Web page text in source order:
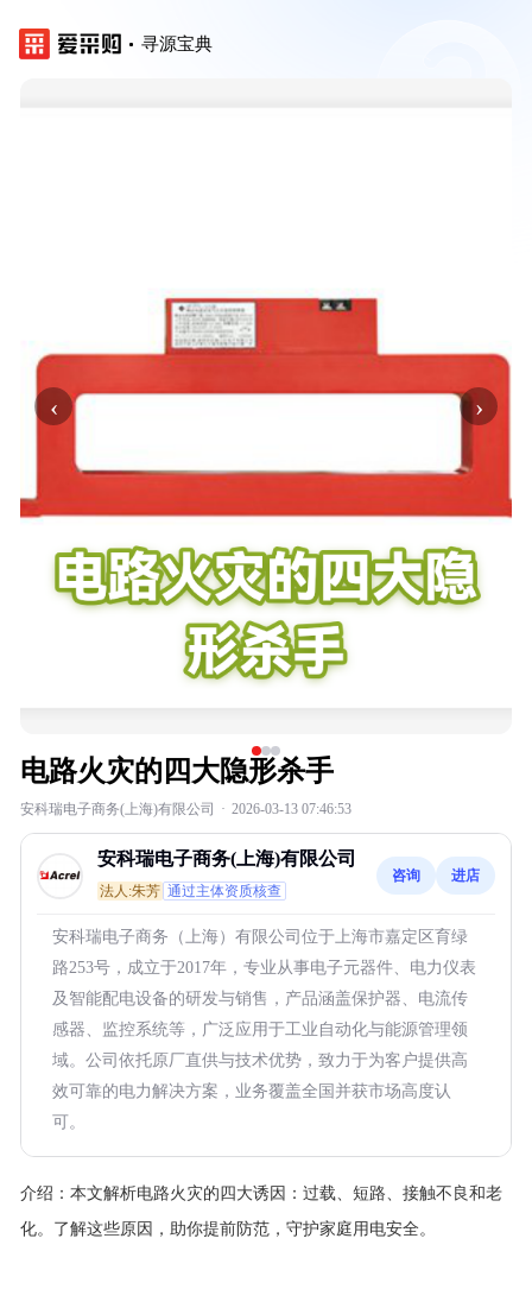
寻源宝典
‹ ›
电路火灾的四大隐形杀手
安科瑞电子商务(上海)有限公司 · 2026-03-13 07:46:53
安科瑞电子商务(上海)有限公司
法人:朱芳 通过主体资质核查
咨询 进店
安科瑞电子商务（上海）有限公司位于上海市嘉定区育绿
路253号，成立于2017年，专业从事电子元器件、电力仪表
及智能配电设备的研发与销售，产品涵盖保护器、电流传
感器、监控系统等，广泛应用于工业自动化与能源管理领
域。公司依托原厂直供与技术优势，致力于为客户提供高
效可靠的电力解决方案，业务覆盖全国并获市场高度认
可。
介绍： 本文解析电路火灾的四大诱因：过载、短路、接触不良和老
化。了解这些原因，助你提前防范，守护家庭用电安全。